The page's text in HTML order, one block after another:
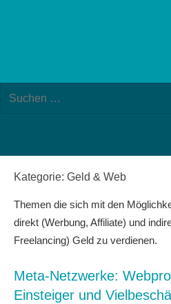
Suchen
Kategorie: Geld & Web
Themen die sich mit den
direkt (Werbung, Affiliate) und
Freelancing) Geld zu verdienen.
Meta-Netzwerke:
Einsteiger und